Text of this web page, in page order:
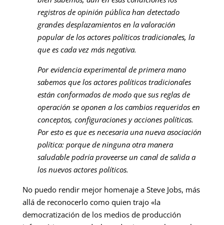
registros de opinión pública han detectado
grandes desplazamientos en la valoración
popular de los actores políticos tradicionales, la
que es cada vez más negativa.
Por evidencia experimental de primera mano
sabemos que los actores políticos tradicionales
están conformados de modo que sus reglas de
operación se oponen a los cambios requeridos en
conceptos, configuraciones y acciones políticas.
Por esto es que es necesaria una nueva asociación
política: porque de ninguna otra manera
saludable podría proveerse un canal de salida a
los nuevos actores políticos.
No puedo rendir mejor homenaje a Steve Jobs, más
allá de reconocerlo como quien trajo «la
democratización de los medios de producción